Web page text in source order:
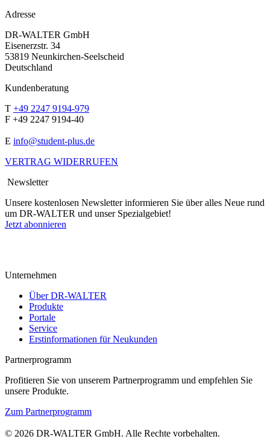
Adresse
DR-WALTER GmbH
Eisenerzstr. 34
53819 Neunkirchen-Seelscheid
Deutschland
Kundenberatung
T +49 2247 9194-979
F +49 2247 9194-40
E info@student-plus.de
VERTRAG WIDERRUFEN
Newsletter
Unsere kostenlosen Newsletter informieren Sie über alles Neue rund
um DR-WALTER und unser Spezialgebiet!
Jetzt abonnieren
Unternehmen
Über DR-WALTER
Produkte
Portale
Service
Erstinformationen für Neukunden
Partnerprogramm
Profitieren Sie von unserem Partnerprogramm und empfehlen Sie
unsere Produkte.
Zum Partnerprogramm
© 2026 DR-WALTER GmbH. Alle Rechte vorbehalten.